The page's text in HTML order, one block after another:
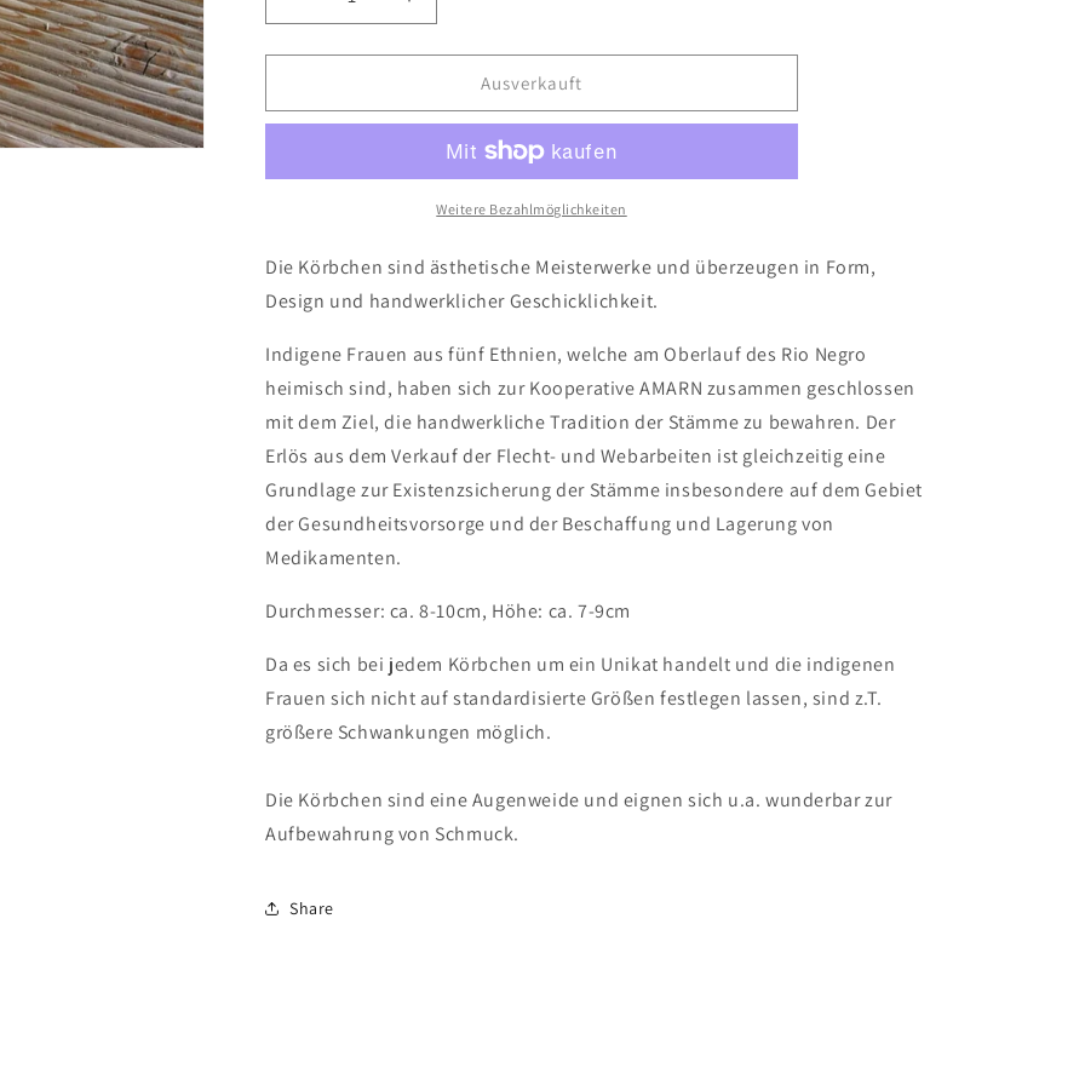
Verringere
die
Menge
Handgeflochtene
Deckel
Erhöhe
die
Menge
Handgeflochtene
Körbchen
Deckel
Ausverkauft
Weitere Bezahlmöglichkeiten
Die Körbchen sind ästhetische Meisterwerke und überzeugen in Form,
Design und handwerklicher Geschicklichkeit.
Indigene Frauen aus fünf Ethnien, welche am Oberlauf des Rio Negro
heimisch sind, haben sich zur Kooperative AMARN zusammen geschlossen
mit dem Ziel, die handwerkliche Tradition der Stämme zu bewahren. Der
Erlös aus dem Verkauf der Flecht- und Webarbeiten ist gleichzeitig eine
Grundlage zur Existenzsicherung der Stämme insbesondere auf dem Gebiet
der Gesundheitsvorsorge und der Beschaffung und Lagerung von
Medikamenten.
Durchmesser: ca. 8-10cm, Höhe: ca. 7-9cm
Da es sich bei jedem Körbchen um ein Unikat handelt und die indigenen
Frauen sich nicht auf standardisierte Größen festlegen lassen, sind z.T.
größere Schwankungen möglich.
Die Körbchen sind eine Augenweide und eignen sich u.a. wunderbar zur
Aufbewahrung von Schmuck.
Share